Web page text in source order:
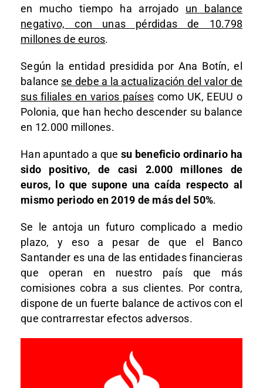
en mucho tiempo ha arrojado un balance
negativo, con unas pérdidas de 10.798
millones de euros.
Según la entidad presidida por Ana Botín, el
balance se debe a la actualización del valor de
sus filiales en varios países como UK, EEUU o
Polonia, que han hecho descender su balance
en 12.000 millones.
Han apuntado a que su beneficio ordinario ha
sido positivo, de casi 2.000 millones de
euros, lo que supone una caída respecto al
mismo periodo en 2019 de más del 50%.
Se le antoja un futuro complicado a medio
plazo, y eso a pesar de que el Banco
Santander es una de las entidades financieras
que operan en nuestro país que más
comisiones cobra a sus clientes. Por contra,
dispone de un fuerte balance de activos con el
que contrarrestar efectos adversos.